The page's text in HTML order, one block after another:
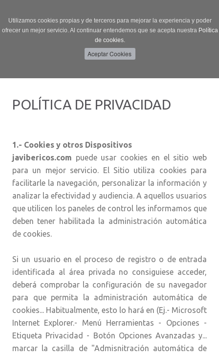
Utilizamos cookies propias y de terceros para mejorar la experiencia y poder
ofrecer un mejor servicio. Al continuar entendemos que se acepta nuestra Política
de cookies.
POLÍTICA DE PRIVACIDAD
1.- Cookies y otros Dispositivos
javibericos.com puede usar cookies en el sitio web
para un mejor servicio. El Sitio utiliza cookies para
facilitarle la navegación, personalizar la información y
analizar la efectividad y audiencia. A aquellos usuarios
que utilicen los paneles de control les informamos que
deben tener habilitada la administración automática
de cookies.
Si un usuario en el proceso de registro o de entrada
identificada al área privada no consiguiese acceder,
deberá comprobar la configuración de su navegador
para que permita la administración automática de
cookies... Habitualmente, esto lo hará en (Ej.- Microsoft
Internet Explorer.- Menú Herramientas - Opciones -
Etiqueta Privacidad - Botón Opciones Avanzadas y...
marcar la casilla de "Admisnitración automática de